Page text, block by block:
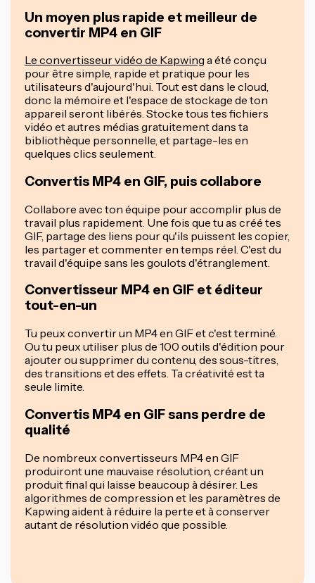
Un moyen plus rapide et meilleur de
convertir MP4 en GIF
Le convertisseur vidéo de Kapwing a été conçu
pour être simple, rapide et pratique pour les
utilisateurs d'aujourd'hui. Tout est dans le cloud,
donc la mémoire et l'espace de stockage de ton
appareil seront libérés. Stocke tous tes fichiers
vidéo et autres médias gratuitement dans ta
bibliothèque personnelle, et partage-les en
quelques clics seulement.
Convertis MP4 en GIF, puis collabore
Collabore avec ton équipe pour accomplir plus de
travail plus rapidement. Une fois que tu as créé tes
GIF, partage des liens pour qu'ils puissent les copier,
les partager et commenter en temps réel. C'est du
travail d'équipe sans les goulots d'étranglement.
Convertisseur MP4 en GIF et éditeur
tout-en-un
Tu peux convertir un MP4 en GIF et c'est terminé.
Ou tu peux utiliser plus de 100 outils d'édition pour
ajouter ou supprimer du contenu, des sous-titres,
des transitions et des effets. Ta créativité est ta
seule limite.
Convertis MP4 en GIF sans perdre de
qualité
De nombreux convertisseurs MP4 en GIF
produiront une mauvaise résolution, créant un
produit final qui laisse beaucoup à désirer. Les
algorithmes de compression et les paramètres de
Kapwing aident à réduire la perte et à conserver
autant de résolution vidéo que possible.